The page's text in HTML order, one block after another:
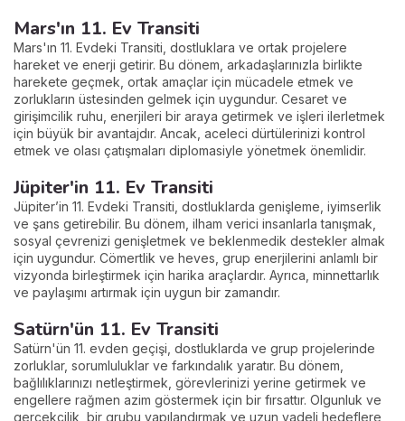
Mars'ın 11. Ev Transiti
Mars'ın 11. Evdeki Transiti, dostluklara ve ortak projelere
hareket ve enerji getirir. Bu dönem, arkadaşlarınızla birlikte
harekete geçmek, ortak amaçlar için mücadele etmek ve
zorlukların üstesinden gelmek için uygundur. Cesaret ve
girişimcilik ruhu, enerjileri bir araya getirmek ve işleri ilerletmek
için büyük bir avantajdır. Ancak, aceleci dürtülerinizi kontrol
etmek ve olası çatışmaları diplomasiyle yönetmek önemlidir.
Jüpiter'in 11. Ev Transiti
Jüpiter’in 11. Evdeki Transiti, dostluklarda genişleme, iyimserlik
ve şans getirebilir. Bu dönem, ilham verici insanlarla tanışmak,
sosyal çevrenizi genişletmek ve beklenmedik destekler almak
için uygundur. Cömertlik ve heves, grup enerjilerini anlamlı bir
vizyonda birleştirmek için harika araçlardır. Ayrıca, minnettarlık
ve paylaşımı artırmak için uygun bir zamandır.
Satürn'ün 11. Ev Transiti
Satürn'ün 11. evden geçişi, dostluklarda ve grup projelerinde
zorluklar, sorumluluklar ve farkındalık yaratır. Bu dönem,
bağlılıklarınızı netleştirmek, görevlerinizi yerine getirmek ve
engellere rağmen azim göstermek için bir fırsattır. Olgunluk ve
gerçekçilik, bir grubu yapılandırmak ve uzun vadeli hedeflere